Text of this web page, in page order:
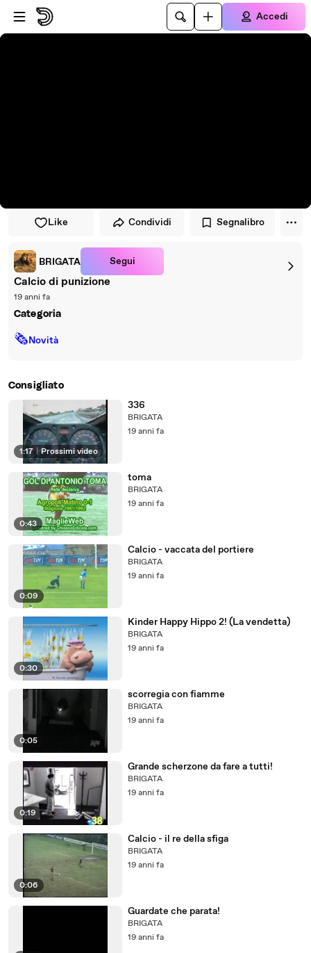
Vai al lettore
Passa al contenuto principale
Accedi
Like Condividi Segnalibro
BRIGATA Segui
Calcio di punizione
19 anni fa
Categoria
🗞Novità
Consigliato
1:17 | Prossimi video
336
BRIGATA
19 anni fa
0:43
toma
BRIGATA
19 anni fa
0:09
Calcio - vaccata del portiere
BRIGATA
19 anni fa
0:30
Kinder Happy Hippo 2! (La vendetta)
BRIGATA
19 anni fa
0:05
scorregia con fiamme
BRIGATA
19 anni fa
0:19
Grande scherzone da fare a tutti!
BRIGATA
19 anni fa
0:06
Calcio - il re della sfiga
BRIGATA
19 anni fa
Guardate che parata!
BRIGATA
19 anni fa